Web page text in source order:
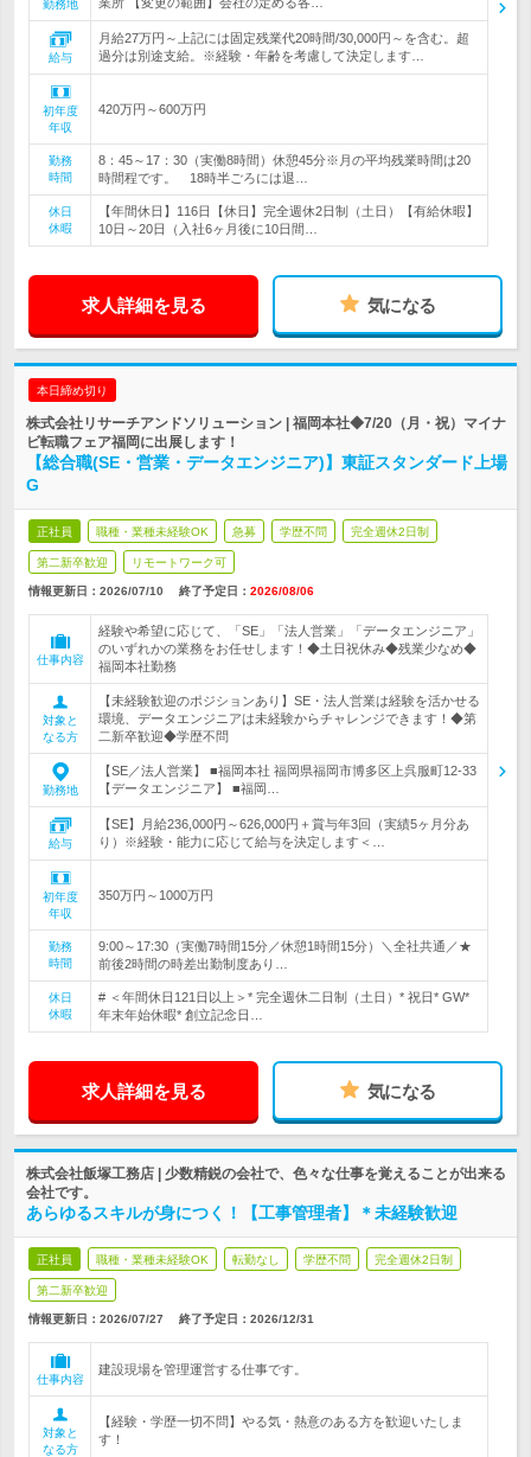
勤務地
給与
月給27万円～上記には固定残業代20時間/30,000円～を含む。超
過分は別途支給。※経験・年齢を考慮して決定します…
初年度
年収
420万円～600万円
勤務
時間
8：45～17：30（実働8時間）休憩45分※月の平均残業時間は20
時間程です。 18時半ごろには退…
休日
休暇
【年間休日】116日【休日】完全週休2日制（土日）【有給休暇】
10日～20日（入社6ヶ月後に10日間…
求人詳細を見る 気になる
本日締め切り
株式会社リサーチアンドソリューション | 福岡本社◆7/20（月・祝）マイナ
ビ転職フェア福岡に出展します！
【総合職(SE・営業・データエンジニア)】東証スタンダード上場
G
正社員 職種・業種未経験OK 急募 学歴不問 完全週休2日制
第二新卒歓迎 リモートワーク可
情報更新日：2026/07/10 終了予定日： 2026/08/06
仕事内容
経験や希望に応じて、「SE」「法人営業」「データエンジニア」
のいずれかの業務をお任せします！◆土日祝休み◆残業少なめ◆
福岡本社勤務
対象と
なる方
【未経験歓迎のポジションあり】SE・法人営業は経験を活かせる
環境、データエンジニアは未経験からチャレンジできます！◆第
二新卒歓迎◆学歴不問
勤務地
【SE／法人営業】 ■福岡本社 福岡県福岡市博多区上呉服町12-33
【データエンジニア】 ■福岡…
給与
【SE】月給236,000円～626,000円＋賞与年3回（実績5ヶ月分あ
り）※経験・能力に応じて給与を決定します＜…
初年度
年収
350万円～1000万円
勤務
時間
9:00～17:30（実働7時間15分／休憩1時間15分）＼全社共通／★
前後2時間の時差出勤制度あり…
休日
休暇
# ＜年間休日121日以上＞* 完全週休二日制（土日）* 祝日* GW*
年末年始休暇* 創立記念日…
求人詳細を見る 気になる
株式会社飯塚工務店 | 少数精鋭の会社で、色々な仕事を覚えることが出来る
会社です。
あらゆるスキルが身につく！【工事管理者】＊未経験歓迎
正社員 職種・業種未経験OK 転勤なし 学歴不問 完全週休2日制
第二新卒歓迎
情報更新日：2026/07/27 終了予定日： 2026/12/31
仕事内容
建設現場を管理運営する仕事です。
対象と
なる方
【経験・学歴一切不問】やる気・熱意のある方を歓迎いたしま
す！